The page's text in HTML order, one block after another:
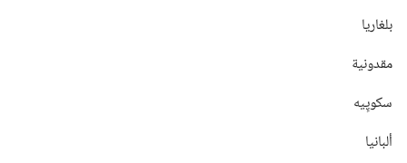
بلغاريا
مقدونية
سكوپِيه
ألبانيا